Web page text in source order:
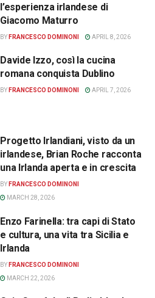
l’esperienza irlandese di
Giacomo Maturro
BY FRANCESCO DOMINONI APRIL 8, 2026
Davide Izzo, così la cucina
romana conquista Dublino
BY FRANCESCO DOMINONI APRIL 7, 2026
Progetto Irlandiani, visto da un
irlandese, Brian Roche racconta
una Irlanda aperta e in crescita
BY FRANCESCO DOMINONI
MARCH 28, 2026
Enzo Farinella: tra capi di Stato
e cultura, una vita tra Sicilia e
Irlanda
BY FRANCESCO DOMINONI
MARCH 22, 2026